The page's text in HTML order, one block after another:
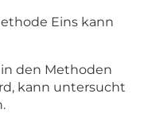
Eins kann
in den Methoden
kann untersucht